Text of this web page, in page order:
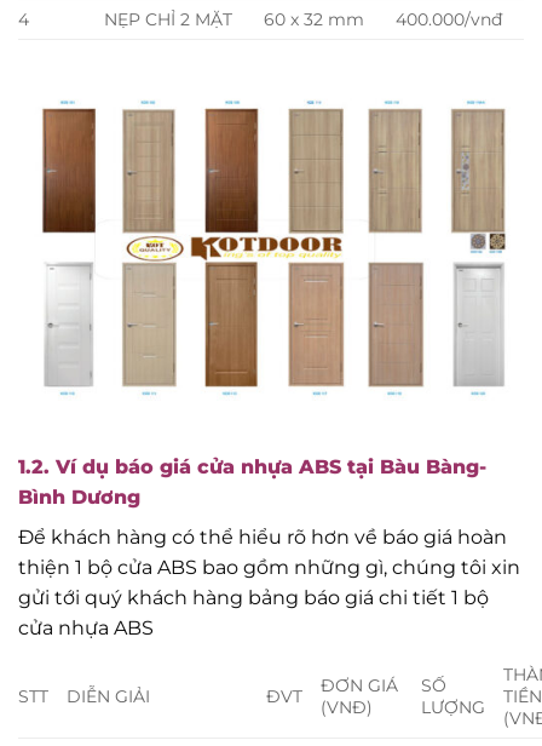
4
NẸP CHỈ 2 MẶT 60 x 32 mm 400.000/vnđ
1.2. Ví dụ báo giá cửa nhựa ABS tại Bàu Bàng-
Bình Dương
Để khách hàng có thể hiểu rõ hơn về báo giá hoàn
thiện 1 bộ cửa ABS bao gồm những gì, chúng tôi xin
gửi tới quý khách hàng bảng báo giá chi tiết 1 bộ
cửa nhựa ABS
STT DIỄN GIẢI ĐVT
ĐƠN GIÁ
(VNĐ)
SỐ
LƯỢNG
TIỀN